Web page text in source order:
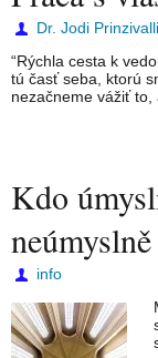
Dr. Jodi Prinzivalli
“Rýchla cesta k
tú časť seba, ktorú
nezačneme vážiť to,
Kdo
info